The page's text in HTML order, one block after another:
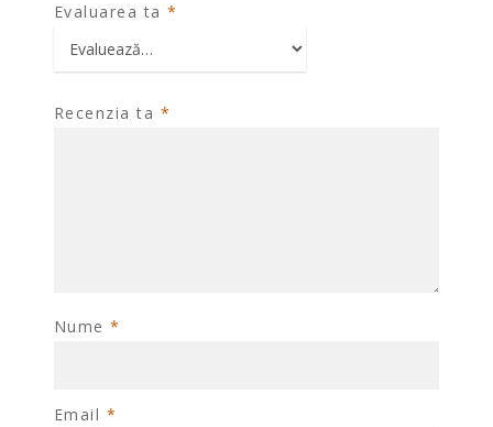
Evaluarea ta*
Recenzia ta *
Nume*
Email *